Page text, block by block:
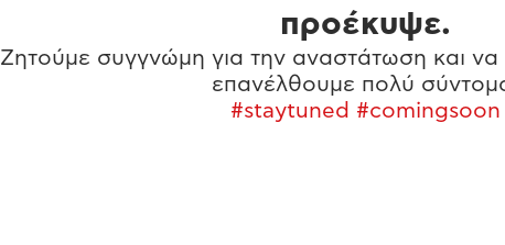
προέκυψε.
Ζητούμε συγγνώμη για την αναστάτωση και να
επανέλθουμε πολύ
#staytuned #comingsoon